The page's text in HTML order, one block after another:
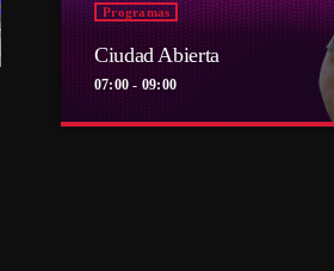
Programas
Ciudad Abierta
07:00 - 09:00